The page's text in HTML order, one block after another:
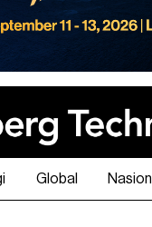
Global